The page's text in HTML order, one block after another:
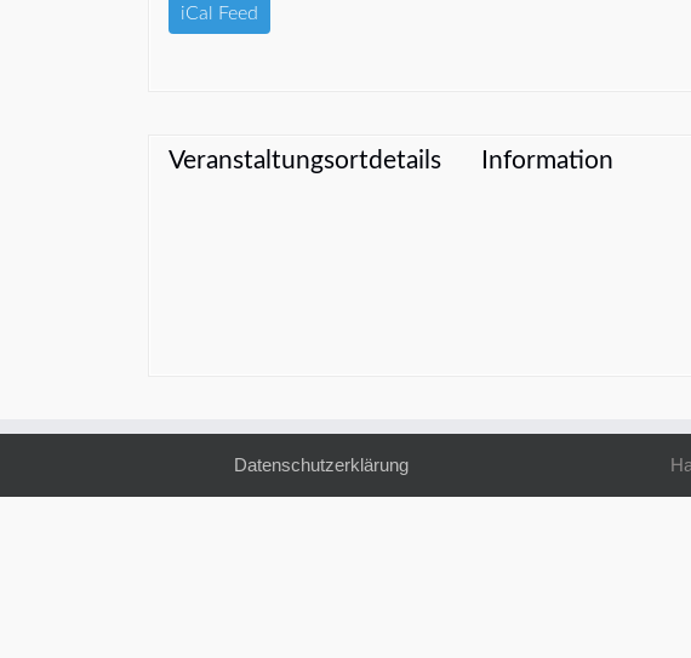
iCal Feed
Veranstaltungsortdetails Information
Datenschutzerklärung